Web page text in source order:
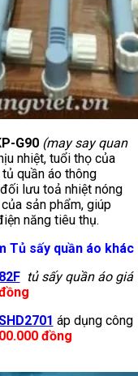
G90 (may say quan
nhiệt, tuổi thọ của
quần áo thông
lưu toả nhiệt nóng
sản phẩm, giúp
năng tiêu thụ.
Tủ sấy quần áo khác
tủ sấy quần áo giá
áp dụng công
đồng